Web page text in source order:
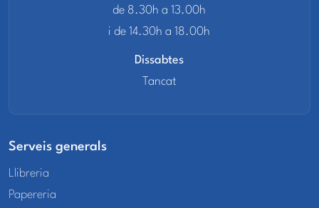
de 8.30h a 13.00h
i de 14.30h a 18.00h
Dissabtes
Tancat
Serveis generals
Llibreria
Papereria